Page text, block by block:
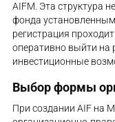
AIFM. Эта структура
фонда
регистрация
оперативно выйти на
инвестиционные
Выбор формы
При создании AIF на